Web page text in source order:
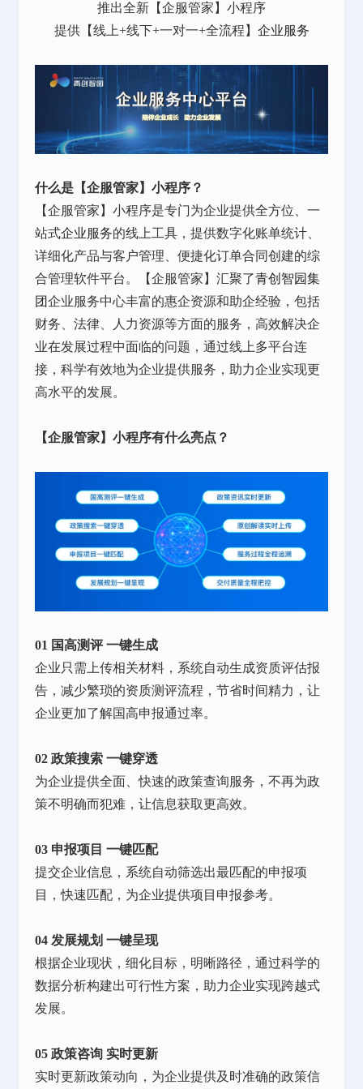
推出全新【企服管家】小程序
提供【线上+线下+一对一+全流程】 企业服务
什么是【企服管家】小程序？
【企服管家】小程序是专门为企业提供全方位、一
站式企业服务的线上工具，提供数字化账单统计、
详细化产品与客户管理、便捷化订单合同创建的综
合管理软件平台。【企服管家】汇聚了青创智园集
团企业服务中心丰富的惠企资源和助企经验，包括
财务、法律、人力资源等方面的服务，高效解决企
业在发展过程中面临的问题，通过线上多平台连
接，科学有效地为企业提供服务，助力企业实现更
高水平的发展。
【企服管家】小程序有什么亮点？
01 国高测评 一键生成
企业只需上传相关材料，系统自动生成资质评估报
告，减少繁琐的资质测评流程，节省时间精力，让
企业更加了解国高申报通过率。
02 政策搜索 一键穿透
为企业提供全面、快速的政策查询服务，不再为政
策不明确而犯难，让信息获取更高效。
03 申报项目 一键匹配
提交企业信息，系统自动筛选出最匹配的申报项
目，快速匹配，为企业提供项目申报参考。
04 发展规划 一键呈现
根据企业现状，细化目标，明晰路径，通过科学的
数据分析构建出可行性方案，助力企业实现跨越式
发展。
05 政策咨询 实时更新
实时更新政策动向，为企业提供及时准确的政策信